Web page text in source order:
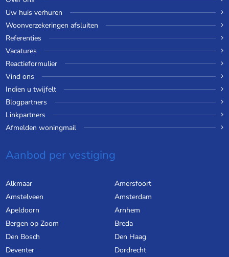
Uw huis verhuren
Woonverzekeringen afsluiten
Referenties
Vacatures
Reactieformulier
Vind ons
Indien u twijfelt
Blogpartners
Linkpartners
Afmelden woningmail
Aanbod per vestiging
Alkmaar
Amersfoort
Amstelveen
Amsterdam
Apeldoorn
Arnhem
Bergen op Zoom
Breda
Den Bosch
Den Haag
Deventer
Dordrecht